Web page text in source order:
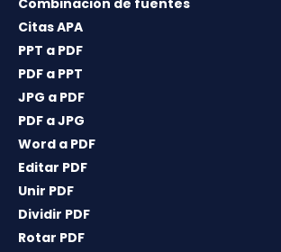
Combinación de fuentes
Citas APA
PPT a PDF
PDF a PPT
JPG a PDF
PDF a JPG
Word a PDF
Editar PDF
Unir PDF
Dividir PDF
Rotar PDF